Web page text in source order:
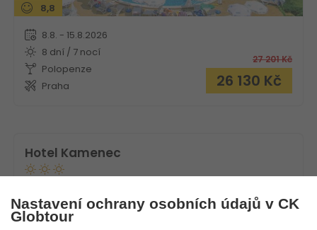
8,8
8.8. - 15.8.2026
8 dní / 7 nocí
Polopenze
Praha
27 201Kč
26 130 Kč
Hotel Kamenec
Nastavení ochrany osobních údajů v CK
Globtour